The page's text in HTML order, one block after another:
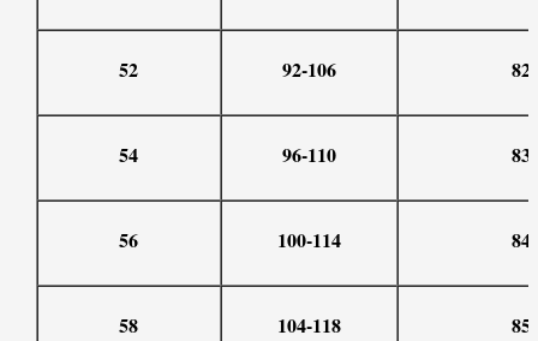
52 92-106 82
54 96-110 83
56 100-114 84
58 104-118 85